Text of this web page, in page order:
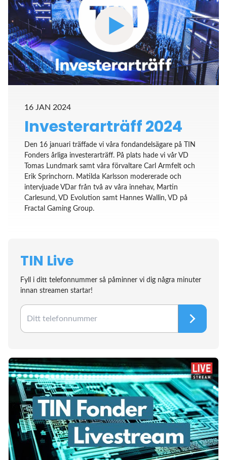
16 JAN 2024
Investerarträff 2024
Den 16 januari träffade vi våra fondandelsägare på TIN
Fonders årliga investerarträff. På plats hade vi vår VD
Tomas Lundmark samt våra förvaltare Carl Armfelt och
Erik Sprinchorn. Matilda Karlsson modererade och
intervjuade VDar från två av våra innehav, Martin
Carlesund, VD Evolution samt Hannes Wallin, VD på
Fractal Gaming Group.
TIN Live
Fyll i ditt telefonnummer så påminner vi dig några minuter
innan streamen startar!